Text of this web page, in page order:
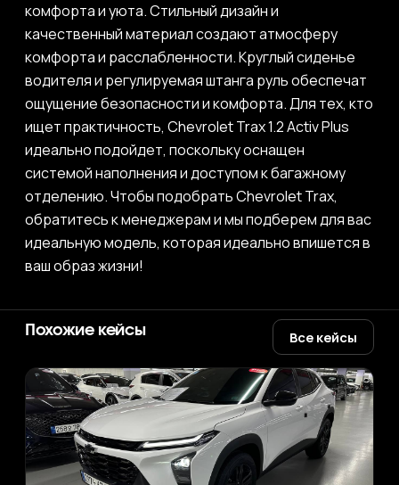
комфорта и уюта. Стильный дизайн и
качественный материал создают атмосферу
комфорта и расслабленности. Круглый сиденье
водителя и регулируемая штанга руль обеспечат
ощущение безопасности и комфорта. Для тех, кто
ищет практичность, Chevrolet Trax 1.2 Activ Plus
идеально подойдет, поскольку оснащен
системой наполнения и доступом к багажному
отделению. Чтобы подобрать Chevrolet Trax,
обратитесь к менеджерам и мы подберем для вас
идеальную модель, которая идеально впишется в
ваш образ жизни!
Похожие кейсы Все кейсы